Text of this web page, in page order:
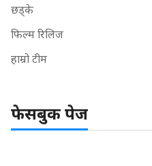
छड्के
फिल्म रिलिज
हाम्रो टीम
फेसबुक पेज